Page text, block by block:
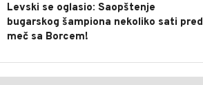
Levski se oglasio: Saopštenje
bugarskog šampiona nekoliko sati pred
meč sa Borcem!